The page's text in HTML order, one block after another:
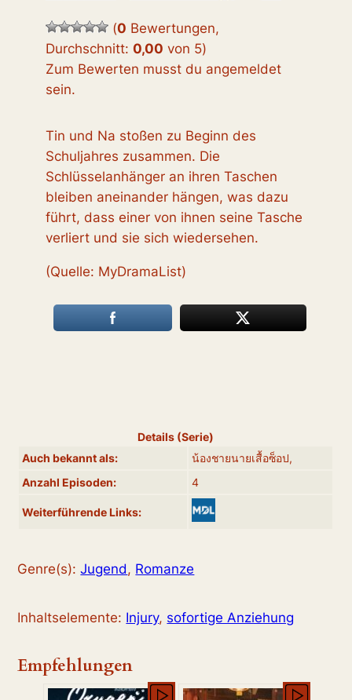
(0 Bewertungen,
Durchschnitt:0,00 von 5)
Zum Bewerten musst du angemeldet
sein.
Tin und Na stoßen zu Beginn des
Schuljahres zusammen. Die
Schlüsselanhänger an ihren Taschen
bleiben aneinander hängen, was dazu
führt, dass einer von ihnen seine Tasche
verliert und sie sich wiedersehen.
(Quelle: MyDramaList)
Details (Serie)
Auch bekannt als:
น้องชายนายเสื้อซ็อป,
Anzahl Episoden:
4
Weiterführende Links:
Genre(s):Jugend , Romanze
Inhaltselemente: Injury, sofortige Anziehung
Empfehlungen